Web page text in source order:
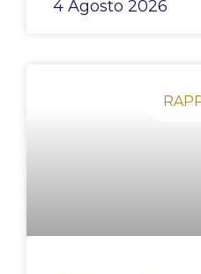
4 Agosto 2026